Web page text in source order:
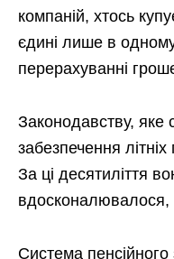
компаній, хтось
єдині лише в
перерахуванні
Законодавству, яке
забезпечення
За ці десятиліття
вдосконалювалося,
Система